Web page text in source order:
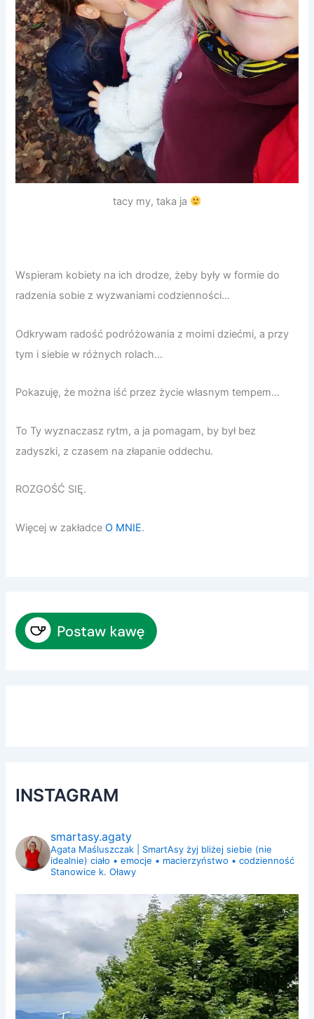
tacy my, taka ja
Wspieram kobiety na ich drodze, żeby były w formie do
radzenia sobie z wyzwaniami codzienności…
Odkrywam radość podróżowania z moimi dziećmi, a przy
tym i siebie w różnych rolach…
Pokazuję, że można iść przez życie własnym tempem…
To Ty wyznaczasz rytm, a ja pomagam, by był bez
zadyszki, z czasem na złapanie oddechu.
ROZGOŚĆ SIĘ.
Więcej w zakładceO MNIE.
INSTAGRAM
smartasy.agaty
Agata Maśluszczak | SmartAsy żyj bliżej siebie (nie
idealnie) ciało • emocje • macierzyństwo • codzienność
Stanowice k. Oławy